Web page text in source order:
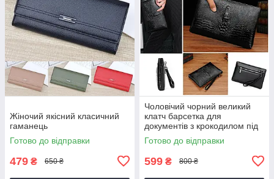
Жіночий якісний класичний
гаманець
Готово до відправки
479 ₴ 650 ₴
Чоловічий чорний великий
клатч барсетка для
документів з крокодилом під
рептилію
Готово до відправки
599 ₴ 800 ₴